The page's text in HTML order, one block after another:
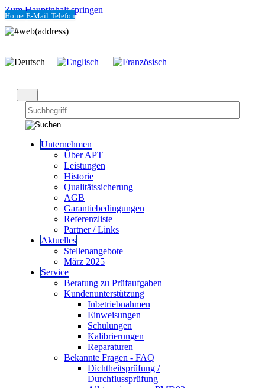
Zum Hauptinhalt springen
Home E-Mail Telefon
Unternehmen
Über APT
Leistungen
Historie
Qualitätssicherung
AGB
Garantiebedingungen
Referenzliste
Partner / Links
Aktuelles
Stellenangebote
März 2025
Service
Beratung zu Prüfaufgaben
Kundenunterstützung
Inbetriebnahmen
Einweisungen
Schulungen
Kalibrierungen
Reparaturen
Bekannte Fragen - FAQ
Dichtheitsprüfung /
Durchflussprüfung